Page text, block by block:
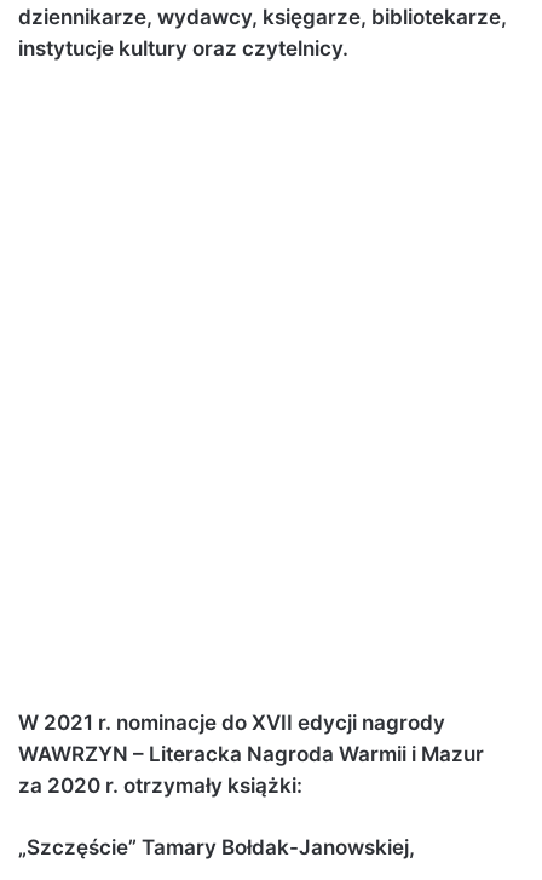
dziennikarze, wydawcy, księgarze, bibliotekarze,
instytucje kultury oraz czytelnicy.
W 2021 r. nominacje do XVII edycji nagrody
WAWRZYN – Literacka Nagroda Warmii i Mazur
za 2020 r. otrzymały książki:
„Szczęście” Tamary Bołdak-Janowskiej,